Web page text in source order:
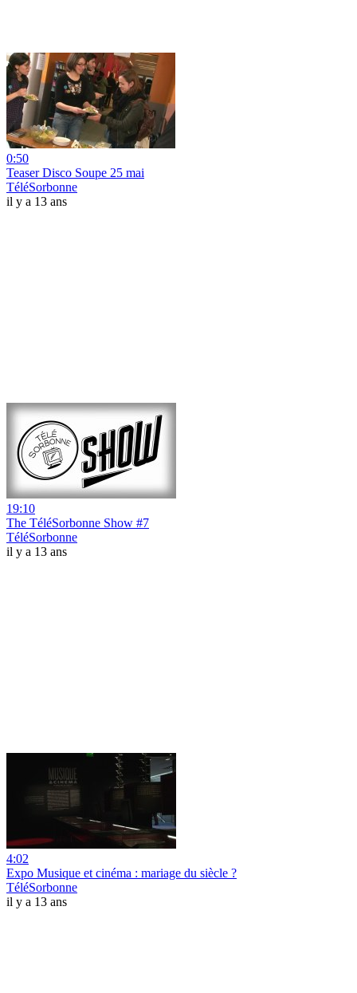
0:50
Teaser Disco Soupe 25 mai
TéléSorbonne
il y a 13 ans
19:10
The TéléSorbonne Show #7
TéléSorbonne
il y a 13 ans
4:02
Expo Musique et cinéma : mariage du siècle ?
TéléSorbonne
il y a 13 ans